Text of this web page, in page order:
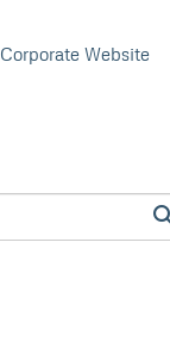
Corporate Website